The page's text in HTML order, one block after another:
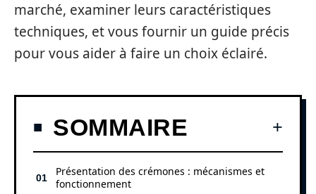
marché, examiner leurs caractéristiques
techniques, et vous fournir un guide précis
pour vous aider à faire un choix éclairé.
SOMMAIRE
Présentation des crémones : mécanismes et
fonctionnement